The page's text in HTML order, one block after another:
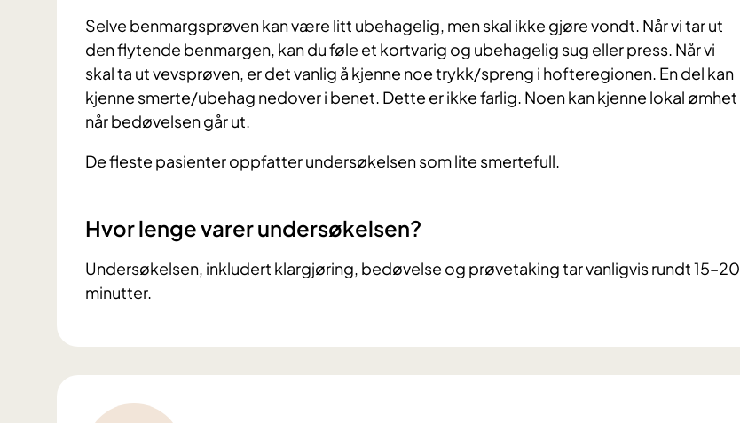
Selve benmargsprøven kan være litt ubehagelig, men skal ikke gjøre vondt. Når vi tar ut
den flytende benmargen, kan du føle et kortvarig og ubehagelig sug eller press. Når vi
skal ta ut vevsprøven, er det vanlig å kjenne noe trykk/spreng i hofteregionen. En del kan
kjenne smerte/ubehag nedover i benet. Dette er ikke farlig. Noen kan kjenne lokal ømhet
når bedøvelsen går ut.
De fleste pasienter oppfatter undersøkelsen som lite smertefull.
Hvor lenge varer undersøkelsen?
Undersøkelsen, inkludert klargjøring, bedøvelse og prøvetaking tar vanligvis rundt 15–20
minutter.